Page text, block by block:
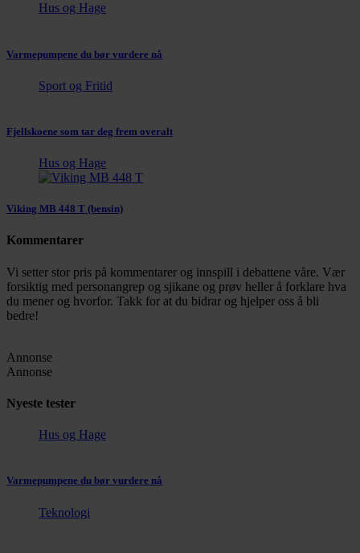
Hus og Hage
Varmepumpene du bør vurdere nå
Sport og Fritid
Fjellskoene som tar deg frem overalt
Hus og Hage
Viking MB 448 T (bensin)
Kommentarer
Vi setter stor pris på kommentarer og innspill i debattene våre. Vær
forsiktig med personangrep og sjikane og prøv heller å forklare hva
du mener og hvorfor. Takk for at du bidrar og hjelper oss å bli
bedre!
Annonse
Annonse
Nyeste tester
Hus og Hage
Varmepumpene du bør vurdere nå
Teknologi